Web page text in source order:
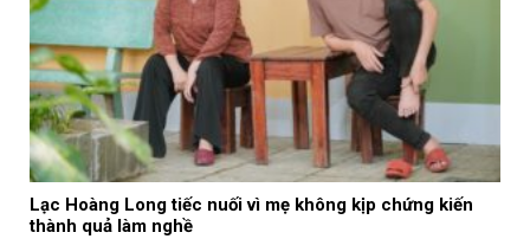
Lạc Hoàng Long tiếc nuối vì mẹ không kịp chứng kiến
thành quả làm nghề